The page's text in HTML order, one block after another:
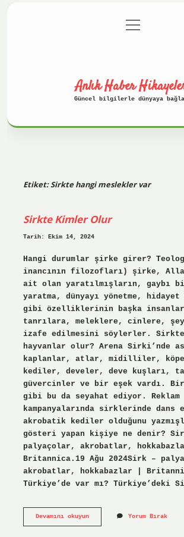
Gizlilik
menüyü
aç
Anlık Haber
Güncel bilgilerle dünyaya
Etiket:Sirkte hangi meslekler var
Sirkte Kimler Olur
Tarih: Ekim 14, 2024
Hangi durumlar şirke girer?
inancının filozofları) şirke,
ait olan yaratılmışların, gaybı
yaratma, dünyayı yönetme,
gibi özelliklerinin başka
tanrılara, meleklere, cinlere,
izafe edilmesini söylerler. Sirkte
hayvanlar olur? Arena Sirki’nde
kaplanlar, atlar, midilliler,
kediler, develer, deve kuşları,
güvercinler ve bir eşek vardı.
gibi bu da seyahat ediyor. Reklam
kampanyalarında sirklerinde dans
akrobatik kediler olduğunu
gösteri yapan kişiye ne denir?
palyaçolar, akrobatlar,
Britannica.19 Ağu 2024Sirk –
akrobatlar, hokkabazlar |
Türkiye’de var mı? Türkiye’deki
Devamını okuyunSirkte
Yorum Bırak